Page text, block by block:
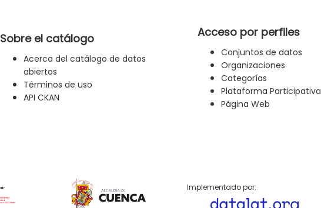
Sobre el catálogo
Acerca del catálogo de datos
abiertos
Términos de uso
API CKAN
Acceso por perfiles
Conjuntos de datos
Organizaciones
Categorías
Plataforma Participativa
Página Web
Implementado por: